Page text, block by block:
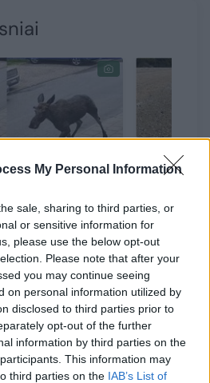
My Personal Information
sale, sharing to third parties, or
or sensitive information for
please use the below opt-out
Please note that after your
you may continue seeing
on personal information utilized by
disclosed to third parties prior to
opt-out of the further
information by third parties on the
This information may
third parties on the IAB’s List of
briedis:
prie pat
– tokio
gyvūnai